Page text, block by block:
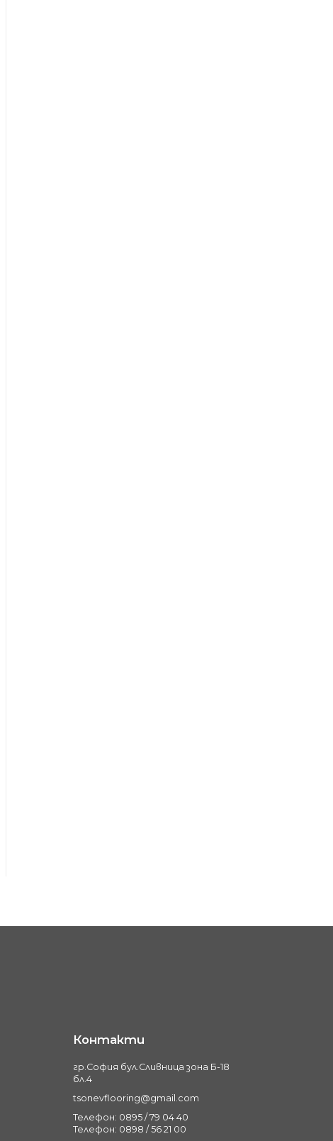
Контакти
гр.София бул.Сливница зона Б-18
бл.4
tsonevflooring@gmail.com
Телефон: 0895 / 79 04 40
Телефон: 0898 / 56 21 00